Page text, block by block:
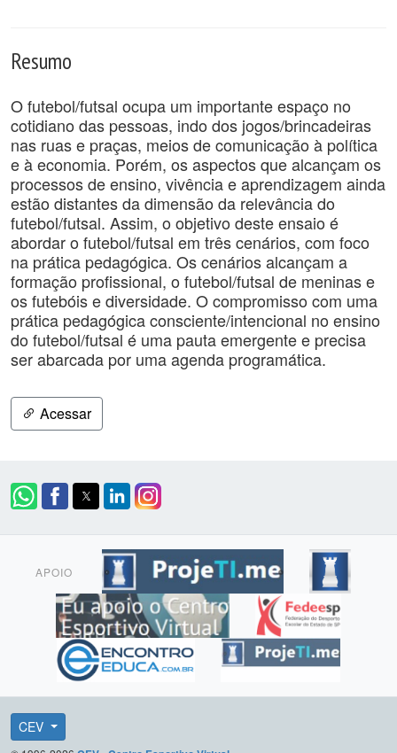
Resumo
O futebol/futsal ocupa um importante espaço no
cotidiano das pessoas, indo dos jogos/brincadeiras
nas ruas e praças, meios de comunicação à política
e à economia. Porém, os aspectos que alcançam os
processos de ensino, vivência e aprendizagem ainda
estão distantes da dimensão da relevância do
futebol/futsal. Assim, o objetivo deste ensaio é
abordar o futebol/futsal em três cenários, com foco
na prática pedagógica. Os cenários alcançam a
formação profissional, o futebol/futsal de meninas e
os futebóis e diversidade. O compromisso com uma
prática pedagógica consciente/intencional no ensino
do futebol/futsal é uma pauta emergente e precisa
ser abarcada por uma agenda programática.
Acessar
APOIO
CEV